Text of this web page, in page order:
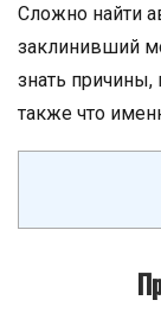
Сложно найти
заклинивший
знать причины,
также что